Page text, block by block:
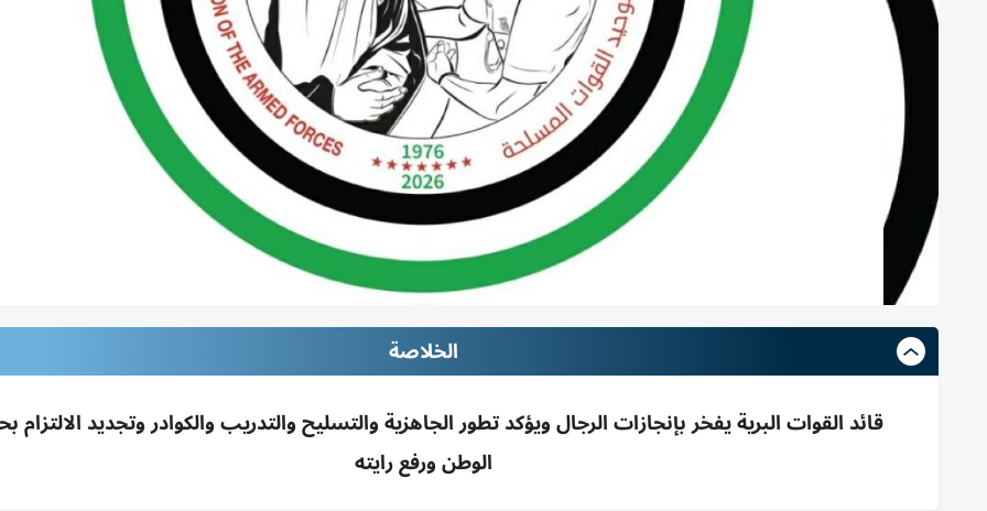
الخلاصة
قائد القوات البرية يفخر بإنجازات الرجال ويؤكد تطور الجاهزية والتسليح والتدريب والكوادر وتجديد الالتزام
الوطن ورفع رايته